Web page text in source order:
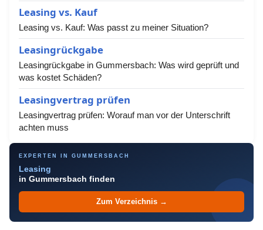
Leasing vs. Kauf
Leasing vs. Kauf: Was passt zu meiner Situation?
Leasingrückgabe
Leasingrückgabe in Gummersbach: Was wird geprüft und
was kostet Schäden?
Leasingvertrag prüfen
Leasingvertrag prüfen: Worauf man vor der Unterschrift
achten muss
EXPERTEN IN GUMMERSBACH
Leasing
in Gummersbach finden
Zum Verzeichnis →